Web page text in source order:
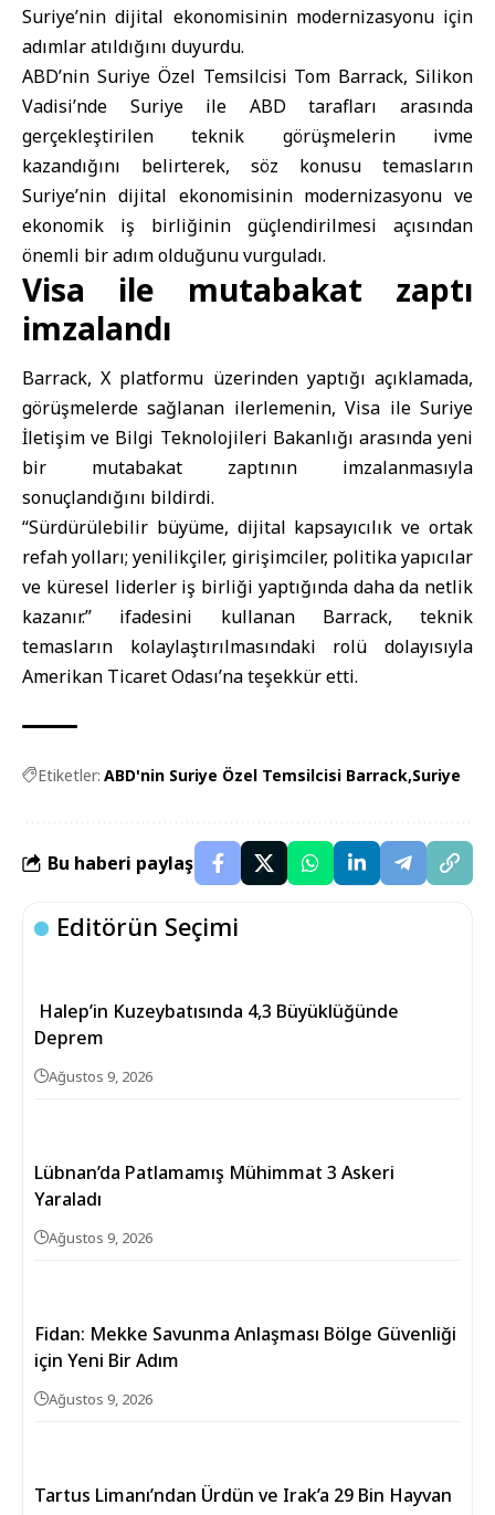
Suriye’nin dijital ekonomisinin modernizasyonu için
adımlar atıldığını duyurdu.
ABD’nin Suriye Özel Temsilcisi Tom Barrack, Silikon
Vadisi’nde Suriye ile ABD tarafları arasında
gerçekleştirilen teknik görüşmelerin ivme
kazandığını belirterek, söz konusu temasların
Suriye’nin dijital ekonomisinin modernizasyonu ve
ekonomik iş birliğinin güçlendirilmesi açısından
önemli bir adım olduğunu vurguladı.
Visa ile mutabakat zaptı
imzalandı
Barrack, X platformu üzerinden yaptığı açıklamada,
görüşmelerde sağlanan ilerlemenin, Visa ile Suriye
İletişim ve Bilgi Teknolojileri Bakanlığı arasında yeni
bir mutabakat zaptının imzalanmasıyla
sonuçlandığını bildirdi.
“Sürdürülebilir büyüme, dijital kapsayıcılık ve ortak
refah yolları; yenilikçiler, girişimciler, politika yapıcılar
ve küresel liderler iş birliği yaptığında daha da netlik
kazanır.” ifadesini kullanan Barrack, teknik
temasların kolaylaştırılmasındaki rolü dolayısıyla
Amerikan Ticaret Odası’na teşekkür etti.
Etiketler: ABD'nin Suriye Özel Temsilcisi Barrack Suriye
Bu haberi paylaş
Editörün Seçimi
Halep’in Kuzeybatısında 4,3 Büyüklüğünde
Deprem
Ağustos 9, 2026
Lübnan’da Patlamamış Mühimmat 3 Askeri
Yaraladı
Ağustos 9, 2026
Fidan: Mekke Savunma Anlaşması Bölge Güvenliği
için Yeni Bir Adım
Ağustos 9, 2026
Tartus Limanı’ndan Ürdün ve Irak’a 29 Bin Hayvan